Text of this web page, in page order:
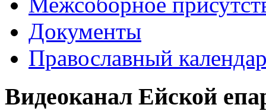
Документы
Православный
Видеоканал Ейской